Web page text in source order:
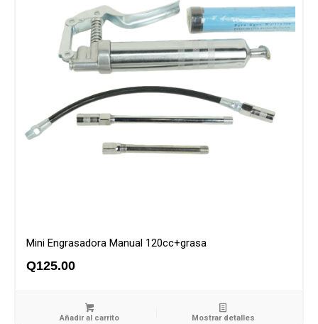
Mini Engrasadora Manual 120cc+grasa
Q125.00
Añadir al carrito Mostrar detalles